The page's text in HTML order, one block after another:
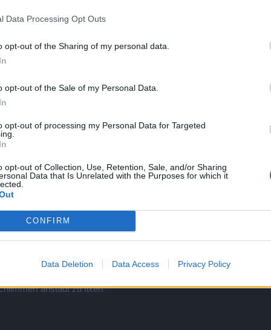
Data Processing Opt Outs
opt-out of the Sharing of my personal data.
opt-out of the Sale of my Personal Data.
opt-out of processing my Personal Data for Targeted
opt-out of Collection, Use, Retention, Sale, and/or Sharing
Data that Is Unrelated with the Purposes for which it
CONFIRM
Data Deletion Data Access Privacy Policy
und allen Tricks probiert
anstadt zu fixen